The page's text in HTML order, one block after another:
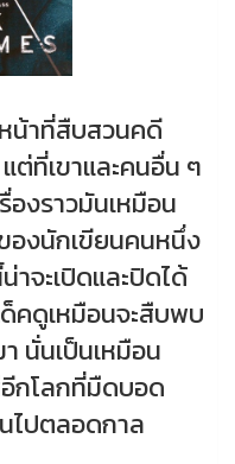
น้าที่สืบสวนคดี
ที่เขาและคนอื่น ๆ
องราวมันเหมือน
องนักเขียนคนหนึ่ง
จะเปิดและปิดได้
คดูเหมือนจะสืบพบ
นั่นเป็นเหมือน
กโลกที่มืดบอด
ไปตลอดกาล